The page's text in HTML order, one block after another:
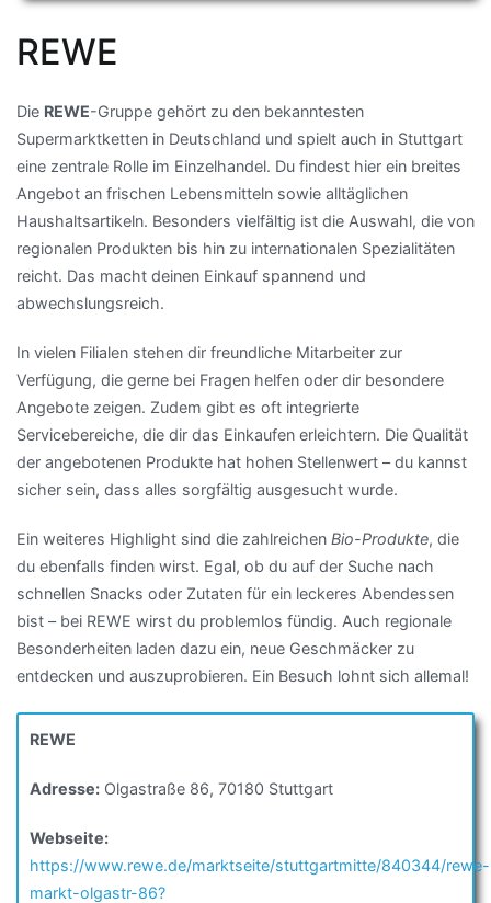
REWE
Die REWE-Gruppe gehört zu den bekanntesten
Supermarktketten in Deutschland und spielt auch in Stuttgart
eine zentrale Rolle im Einzelhandel. Du findest hier ein breites
Angebot an frischen Lebensmitteln sowie alltäglichen
Haushaltsartikeln. Besonders vielfältig ist die Auswahl, die von
regionalen Produkten bis hin zu internationalen Spezialitäten
reicht. Das macht deinen Einkauf spannend und
abwechslungsreich.
In vielen Filialen stehen dir freundliche Mitarbeiter zur
Verfügung, die gerne bei Fragen helfen oder dir besondere
Angebote zeigen. Zudem gibt es oft integrierte
Servicebereiche, die dir das Einkaufen erleichtern. Die Qualität
der angebotenen Produkte hat hohen Stellenwert – du kannst
sicher sein, dass alles sorgfältig ausgesucht wurde.
Ein weiteres Highlight sind die zahlreichen Bio-Produkte, die
du ebenfalls finden wirst. Egal, ob du auf der Suche nach
schnellen Snacks oder Zutaten für ein leckeres Abendessen
bist – bei REWE wirst du problemlos fündig. Auch regionale
Besonderheiten laden dazu ein, neue Geschmäcker zu
entdecken und auszuprobieren. Ein Besuch lohnt sich allemal!
REWE
Adresse: Olgastraße 86, 70180 Stuttgart
Webseite:
https://www.rewe.de/marktseite/stuttgartmitte/840344/rewe-
markt-olgastr-86?